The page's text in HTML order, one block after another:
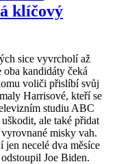
klíčový
sice vyvrcholí až
kandidáty čeká
voliči přislíbí svůj
Harrisové, kteří se
studiu ABC
ale také přidat
misky vah.
jen necelé dva měsíce
Joe Biden.